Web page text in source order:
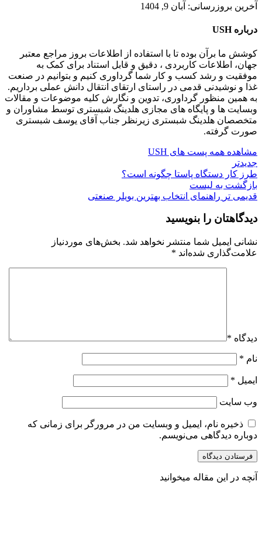
آخرین بروزرسانی: آبان 9, 1404
درباره USH
کوشش ما برآن بوده تا با استفاده از اطلاعات بروز مراجع معتبر
جهان، اطلاعات کاربردی ، دقیق و قابل استناد برای کمک به
موفقیت و رشد کسب و کار شما گرداوری کنیم و بتوانیم در صنعت
غذا و نوشیدنی قدمی در راستای ارتقای انتقال دانش عملی برداریم.
به همین منظور گرداوری، تدوین و نگارش کلیه موضوعات و مقالات
وبسایت ها و پایگاه های مجازی هلدینگ شبستری توسط مشاوران و
متخصصان هلدینگ شبستری زیرنظر جناب آقای یوسف شبستری
صورت گرفته.
مشاهده همه پست های USH
جدیدتر
طرز کار دستگاه پاستا چگونه است؟
بازگشت به لیست
قدیمی تر راهنمای انتخاب بهترین بویلر صنعتی
دیدگاهتان را بنویسید
نشانی ایمیل شما منتشر نخواهد شد. بخش‌های موردنیاز
علامت‌گذاری شده‌اند *
دیدگاه *
نام *
ایمیل *
وب‌ سایت
ذخیره نام، ایمیل و وبسایت من در مرورگر برای زمانی که
دوباره دیدگاهی می‌نویسم.
آنچه در این مقاله میخوانید